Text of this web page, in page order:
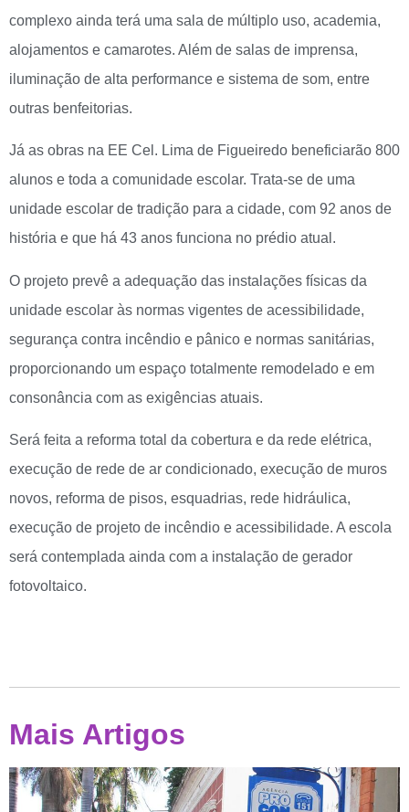
complexo ainda terá uma sala de múltiplo uso, academia,
alojamentos e camarotes. Além de salas de imprensa,
iluminação de alta performance e sistema de som, entre
outras benfeitorias.
Já as obras na EE Cel. Lima de Figueiredo beneficiarão 800
alunos e toda a comunidade escolar. Trata-se de uma
unidade escolar de tradição para a cidade, com 92 anos de
história e que há 43 anos funciona no prédio atual.
O projeto prevê a adequação das instalações físicas da
unidade escolar às normas vigentes de acessibilidade,
segurança contra incêndio e pânico e normas sanitárias,
proporcionando um espaço totalmente remodelado e em
consonância com as exigências atuais.
Será feita a reforma total da cobertura e da rede elétrica,
execução de rede de ar condicionado, execução de muros
novos, reforma de pisos, esquadrias, rede hidráulica,
execução de projeto de incêndio e acessibilidade. A escola
será contemplada ainda com a instalação de gerador
fotovoltaico.
Mais Artigos